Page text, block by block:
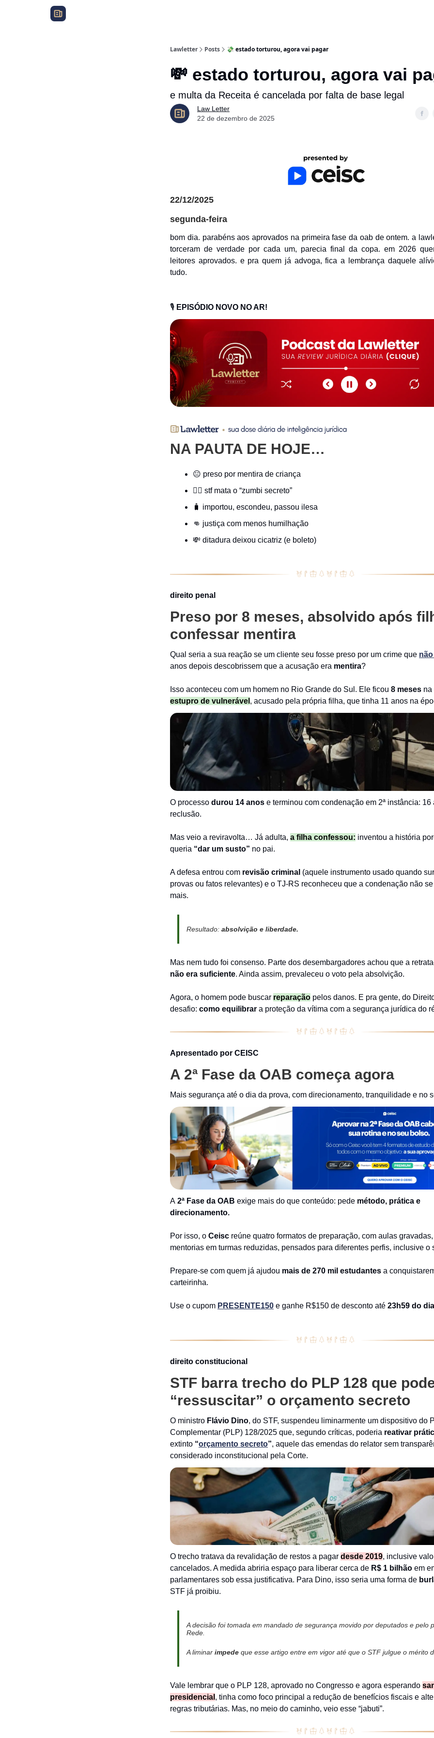
Lawletter Posts 💸 estado torturou, agora vai pagar
💸 estado torturou, agora vai
e multa da Receita é cancelada por falta de base legal
Law Letter
22 de dezembro de 2025
22/12/2025
segunda-feira
bom dia. parabéns aos aprovados na primeira fase da oab de ontem. a
torceram de verdade por cada um, parecia final da copa. em 2026
leitores aprovados. e pra quem já advoga, fica a lembrança daquele
tudo.
🎙️ EPISÓDIO NOVO NO AR!
NA PAUTA DE HOJE…
😐 preso por mentira de criança
🧟‍♂️ stf mata o “zumbi secreto”
🧳 importou, escondeu, passou ilesa
👊 justiça com menos humilhação
💸 ditadura deixou cicatriz (e boleto)
direito penal
Preso por 8 meses, absolvido após
confessar mentira
Qual seria a sua reação se um cliente seu fosse preso por um crime que
anos depois descobrissem que a acusação era mentira?
Isso aconteceu com um homem no Rio Grande do Sul. Ele ficou 8 meses na
estupro de vulnerável , acusado pela própria filha, que tinha 11 anos na
O processo durou 14 anos e terminou com condenação em 2ª instância: 16
reclusão.
Mas veio a reviravolta… Já adulta, a filha confessou: inventou a história
queria “dar um susto” no pai.
A defesa entrou com revisão criminal (aquele instrumento usado quando
provas ou fatos relevantes) e o TJ-RS reconheceu que a condenação não
mais.
Resultado: absolvição e liberdade.
Mas nem tudo foi consenso. Parte dos desembargadores achou que a
não era suficiente. Ainda assim, prevaleceu o voto pela absolvição.
Agora, o homem pode buscar reparação pelos danos. E pra gente, do
desafio: como equilibrar a proteção da vítima com a segurança jurídica do
Apresentado por CEISC
A 2ª Fase da OAB começa agora
Mais segurança até o dia da prova, com direcionamento, tranquilidade e no
A 2ª Fase da OAB exige mais do que conteúdo: pede método, prática e
direcionamento.
Por isso, o Ceisc reúne quatro formatos de preparação, com aulas
mentorias em turmas reduzidas, pensados para diferentes perfis, inclusive o
Prepare-se com quem já ajudou mais de 270 mil estudantes a
carteirinha.
Use o cupom PRESENTE150 e ganhe R$150 de desconto até 23h59 do
direito constitucional
STF barra trecho do PLP 128 que
“ressuscitar” o orçamento secreto
O ministro Flávio Dino, do STF, suspendeu liminarmente um dispositivo do
Complementar (PLP) 128/2025 que, segundo críticas, poderia reativar
extinto “orçamento secreto”, aquele das emendas do relator sem
considerado inconstitucional pela Corte.
O trecho tratava da revalidação de restos a pagar desde 2019, inclusive
cancelados. A medida abriria espaço para liberar cerca de R$ 1 bilhão em
parlamentares sob essa justificativa. Para Dino, isso seria uma forma de
STF já proibiu.
A decisão foi tomada em mandado de segurança movido por deputados e pelo
Rede.
A liminar impede que esse artigo entre em vigor até que o STF julgue o mérito
Vale lembrar que o PLP 128, aprovado no Congresso e agora esperando
presidencial , tinha como foco principal a redução de benefícios fiscais e
regras tributárias. Mas, no meio do caminho, veio esse “jabuti”.